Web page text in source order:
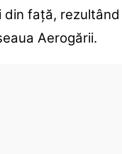
din față,
Aerogării.